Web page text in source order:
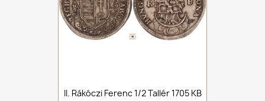
II. Rákóczi Ferenc 1/2 Tallér 1705 KB